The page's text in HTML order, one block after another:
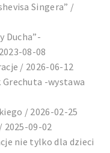
Singera” /
Ducha”-
08-08
/ 2026-06-12
-wystawa
/ 2026-02-25
09-02
nie tylko dla dzieci